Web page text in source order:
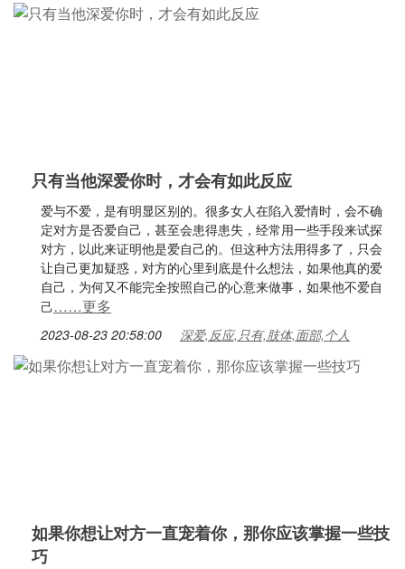
只有当他深爱你时，才会有如此反应
爱与不爱，是有明显区别的。很多女人在陷入爱情时，会不确
定对方是否爱自己，甚至会患得患失，经常用一些手段来试探
对方，以此来证明他是爱自己的。但这种方法用得多了，只会
让自己更加疑惑，对方的心里到底是什么想法，如果他真的爱
自己，为何又不能完全按照自己的心意来做事，如果他不爱自
己……更多
2023-08-23 20:58:00 深爱,反应,只有,肢体,面部,个人
如果你想让对方一直宠着你，那你应该掌握一些技
巧